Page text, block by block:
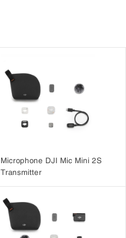
Microphone DJI Mic Mini 2S
Transmitter